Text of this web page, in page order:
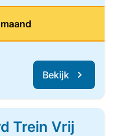
Bekijk
Trein Vrij